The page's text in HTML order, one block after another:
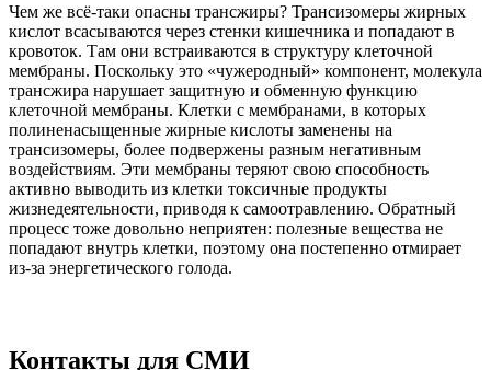
Чем же всё-таки опасны трансжиры? Трансизомеры жирных
кислот всасываются через стенки кишечника и попадают в
кровоток. Там они встраиваются в структуру клеточной
мембраны. Поскольку это «чужеродный» компонент, молекула
трансжира нарушает защитную и обменную функцию
клеточной мембраны. Клетки с мембранами, в которых
полиненасыщенные жирные кислоты заменены на
трансизомеры, более подвержены разным негативным
воздействиям. Эти мембраны теряют свою способность
активно выводить из клетки токсичные продукты
жизнедеятельности, приводя к самоотравлению. Обратный
процесс тоже довольно неприятен: полезные вещества не
попадают внутрь клетки, поэтому она постепенно отмирает
из-за энергетического голода.
Контакты для СМИ